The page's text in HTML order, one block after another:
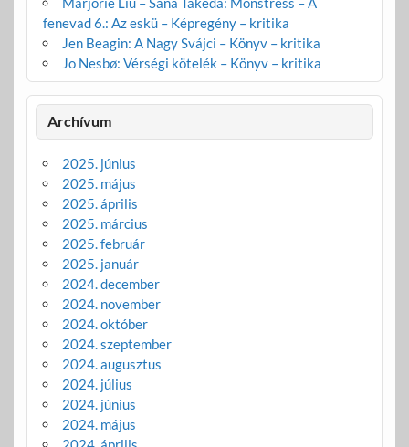
fenevad 6.: Az eskü – Képregény – kritika
Jen Beagin: A Nagy Svájci – Könyv – kritika
Jo Nesbø: Vérségi kötelék – Könyv – kritika
Archívum
2025. június
2025. május
2025. április
2025. március
2025. február
2025. január
2024. december
2024. november
2024. október
2024. szeptember
2024. augusztus
2024. július
2024. június
2024. május